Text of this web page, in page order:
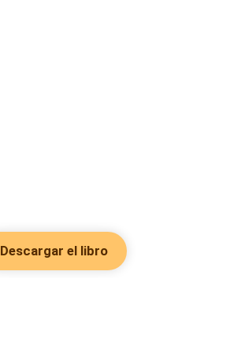
Descargar el libro